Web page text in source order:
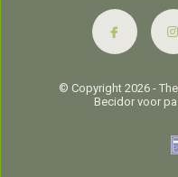
© Copyright 2026 -
Becidor voor